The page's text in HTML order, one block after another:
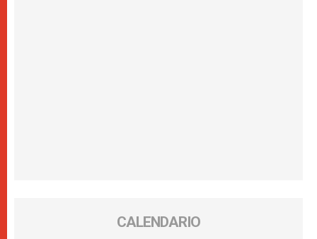
CALENDARIO